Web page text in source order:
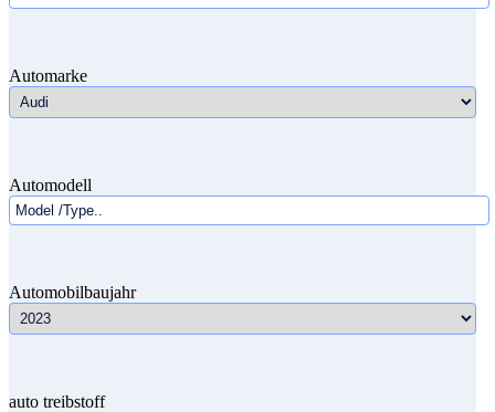
Automarke
Automodell
Automobilbaujahr
auto treibstoff